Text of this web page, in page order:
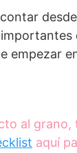
empezar
al grano,
aquí